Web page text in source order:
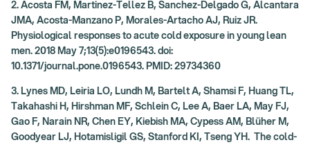
2. Acosta FM, Martinez-Tellez B, Sanchez-Delgado G, Alcantara
JMA, Acosta-Manzano P, Morales-Artacho AJ, Ruiz JR.
Physiological responses to acute cold exposure in young lean
men. 2018 May 7;13(5):e0196543. doi:
10.1371/journal.pone.0196543. PMID: 29734360
3. Lynes MD, Leiria LO, Lundh M, Bartelt A, Shamsi F, Huang TL,
Takahashi H, Hirshman MF, Schlein C, Lee A, Baer LA, May FJ,
Gao F, Narain NR, Chen EY, Kiebish MA, Cypess AM, Blüher M,
Goodyear LJ, Hotamisligil GS, Stanford KI, Tseng YH. The cold-